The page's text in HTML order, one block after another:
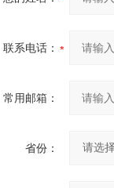
联系电话：
常用邮箱：
省份：